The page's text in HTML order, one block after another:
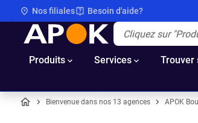
Nos filiales Besoin d'aide?
APOK
Produits Services Trouver
Bienvenue dans nos 13 agences APOK